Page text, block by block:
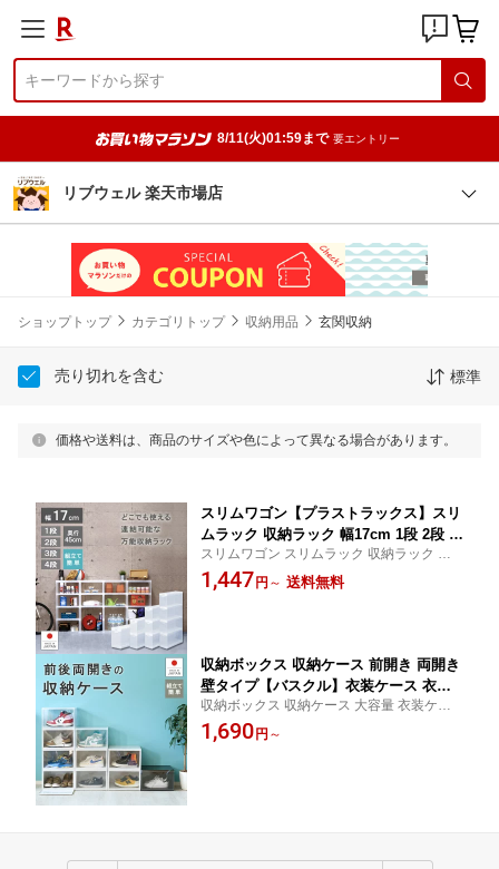
8/11(火)01:59まで 要エントリー
リブウェル 楽天市場店
ショップトップ カテゴリトップ 収納用品 玄関収納
売り切れを含む 標準
価格や送料は、商品のサイズや色によって異なる場合があります。
スリムワゴン【プラストラックス】スリ
ムラック 収納ラック 幅17cm 1段 2段 3
段 4段 スリム スキマ収納 すき間 衣装ケ
ース 収納ケース キッチンワゴン 日本製
スリムワゴン スリムラック 収納ラック 幅1
7cm 1段 2段 3段 4段 スリム スキマ収納 す
き間 衣装ケース 収納ケース キッチンワゴ
1,447 円 ～ 送料無料
収納ボックス 収納ケース 前開き 両開き
壁タイプ【バスクル】衣装ケース 衣類
シューズケース シューズボックス 介護
入院 パン ブレッドケース クリアケース
収納ボックス 収納ケース 大容量 衣装ケー
ス 工具箱 衣類 押入 収納箱 丈夫 クリアケー
ス 積み重ね
1,690 円 ～